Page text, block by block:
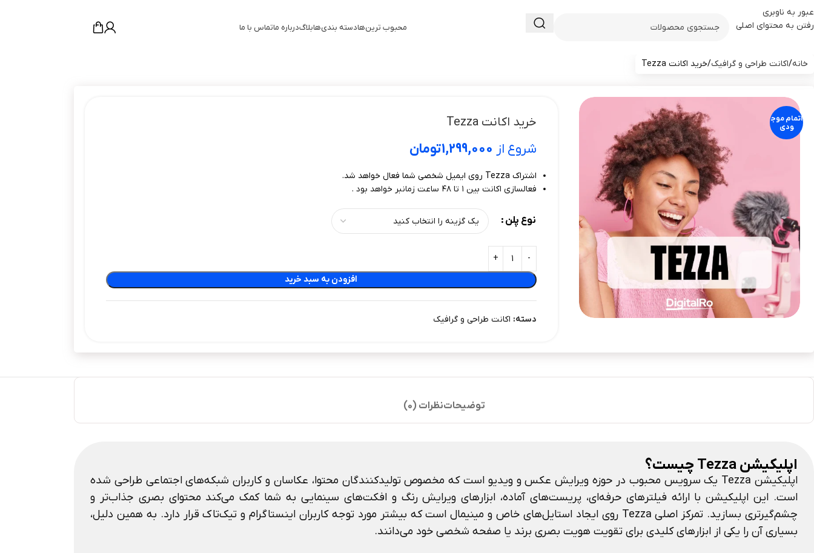
عبور به ناوبری
رفتن به محتوای اصلی
محبوب ترین‌هادسته بندی‌هابلاگدرباره ماتماس با ما
خانه اکانت طراحی و گرافیک خرید اکانت Tezza
اتمام موج
ودی
خرید اکانت Tezza
شروع از 1,299,000تومان
اشتراک Tezza روی ایمیل شخصی شما فعال خواهد شد.
فعالسازی اکانت بین ۱ تا ۴۸ ساعت زمانبر خواهد بود .
نوع پلن
افزودن به سبد خرید
دسته: اکانت طراحی و گرافیک
توضیحاتنظرات (0)
اپلیکیشن Tezza چیست؟
اپلیکیشن Tezza یک سرویس محبوب در حوزه ویرایش عکس و ویدیو است که مخصوص تولیدکنندگان محتوا، عکاسان و کاربران شبکه‌های اجتماعی طراحی شده
است. این اپلیکیشن با ارائه فیلترهای حرفه‌ای، پریست‌های آماده، ابزارهای ویرایش رنگ و افکت‌های سینمایی به شما کمک می‌کند محتوای بصری جذاب‌تر و
چشم‌گیرتری بسازید. تمرکز اصلی Tezza روی ایجاد استایل‌های خاص و مینیمال است که بیشتر مورد توجه کاربران اینستاگرام و تیک‌تاک قرار دارد. به همین دلیل،
بسیاری آن را یکی از ابزارهای کلیدی برای تقویت هویت بصری برند یا صفحه شخصی خود می‌دانند.